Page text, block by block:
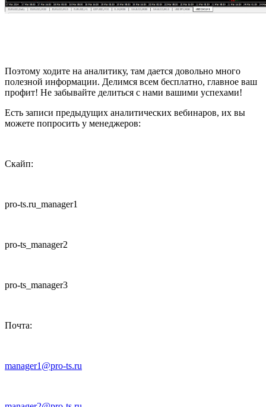
Поэтому ходите на аналитику, там дается довольно много
полезной информации. Делимся всем бесплатно, главное ваш
профит! Не забывайте делиться с нами вашими успехами!
Есть записи предыдущих аналитических вебинаров, их вы
можете попросить у менеджеров:
Скайп:
pro-ts.ru_manager1
pro-ts_manager2
pro-ts_manager3
Почта:
manager1@pro-ts.ru